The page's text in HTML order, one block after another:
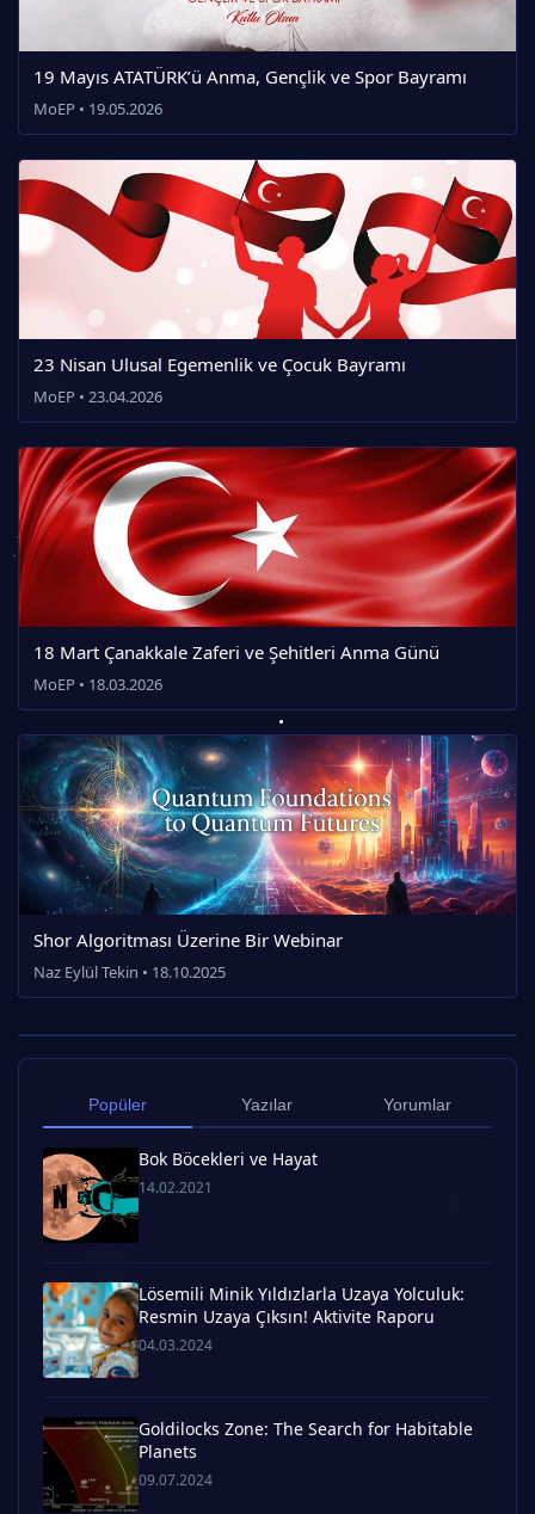
19 Mayıs ATATÜRK’ü Anma, Gençlik ve Spor Bayramı
MoEP • 19.05.2026
23 Nisan Ulusal Egemenlik ve Çocuk Bayramı
MoEP • 23.04.2026
18 Mart Çanakkale Zaferi ve Şehitleri Anma Günü
MoEP • 18.03.2026
Shor Algoritması Üzerine Bir Webinar
Naz Eylül Tekin • 18.10.2025
Popüler Yazılar Yorumlar
Bok Böcekleri ve Hayat
14.02.2021
Lösemili Minik Yıldızlarla Uzaya Yolculuk:
Resmin Uzaya Çıksın! Aktivite Raporu
04.03.2024
Goldilocks Zone: The Search for Habitable
Planets
09.07.2024